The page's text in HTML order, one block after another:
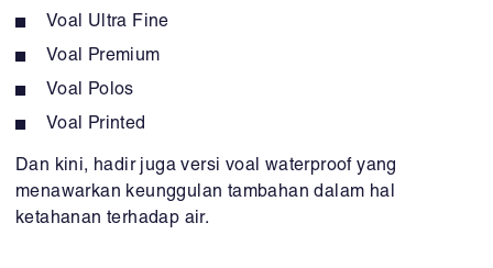
Voal Ultra Fine
Voal Premium
Voal Polos
Voal Printed
Dan kini, hadir juga versi voal waterproof yang
menawarkan keunggulan tambahan dalam hal
ketahanan terhadap air.